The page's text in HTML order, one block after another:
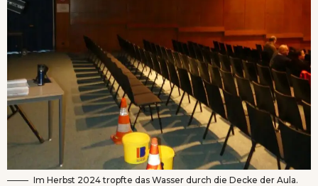
Im Herbst 2024 tropfte das Wasser durch die Decke der Aula.